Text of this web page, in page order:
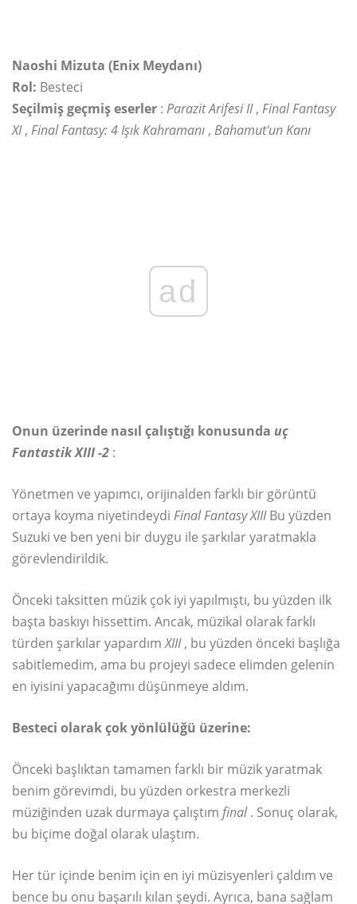
Naoshi Mizuta (Enix Meydanı)
Rol: Besteci
Seçilmiş geçmiş eserler : Parazit Arifesi II, Final Fantasy
XI, Final Fantasy: 4 Işık Kahramanı , Bahamut'un Kanı
ad
Onun üzerinde nasıl çalıştığı konusunda uç
Fantastik XIII-2 :
Yönetmen ve yapımcı, orijinalden farklı bir görüntü
ortaya koyma niyetindeydi Final Fantasy XIIIBu yüzden
Suzuki ve ben yeni bir duygu ile şarkılar yaratmakla
görevlendirildik.
Önceki taksitten müzik çok iyi yapılmıştı, bu yüzden ilk
başta baskıyı hissettim. Ancak, müzikal olarak farklı
türden şarkılar yapardımXIII, bu yüzden önceki başlığa
sabitlemedim, ama bu projeyi sadece elimden gelenin
en iyisini yapacağımı düşünmeye aldım.
Besteci olarak çok yönlülüğü üzerine:
Önceki başlıktan tamamen farklı bir müzik yaratmak
benim görevimdi, bu yüzden orkestra merkezli
müziğinden uzak durmaya çalıştım final. Sonuç olarak,
bu biçime doğal olarak ulaştım.
Her tür içinde benim için en iyi müzisyenleri çaldım ve
bence bu onu başarılı kılan şeydi. Ayrıca, bana sağlam